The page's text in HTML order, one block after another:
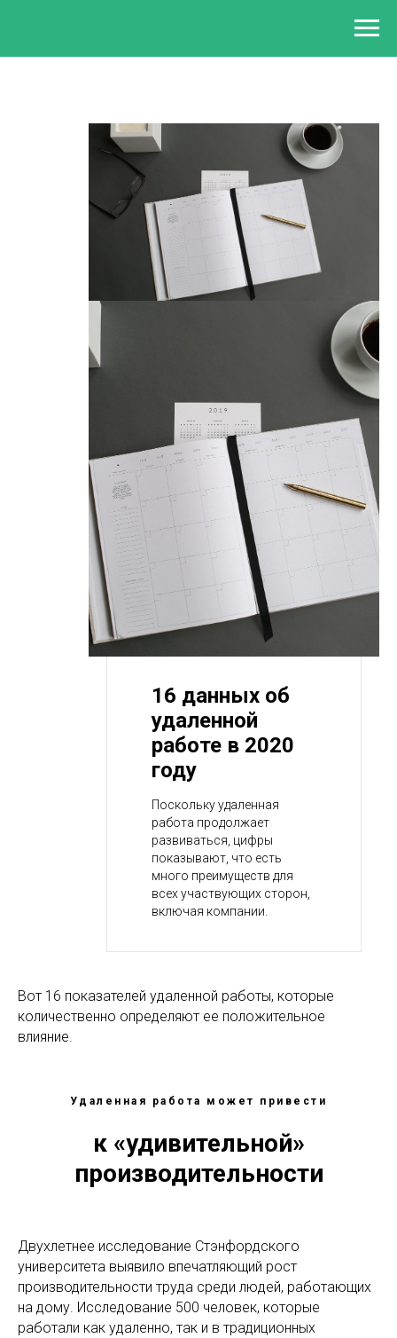
16 данных об
удаленной
работе в 2020
году
Поскольку удаленная
работа продолжает
развиваться, цифры
показывают, что есть
много преимуществ для
всех участвующих сторон,
включая компании.
Вот 16 показателей удаленной работы, которые
количественно определяют ее положительное
влияние.
Удаленная работа может привести
к «удивительной»
производительности
Двухлетнее исследование Стэнфордского
университета выявило впечатляющий рост
производительности труда среди людей, работающих
на дому. Исследование 500 человек, которые
работали как удаленно, так и в традиционных